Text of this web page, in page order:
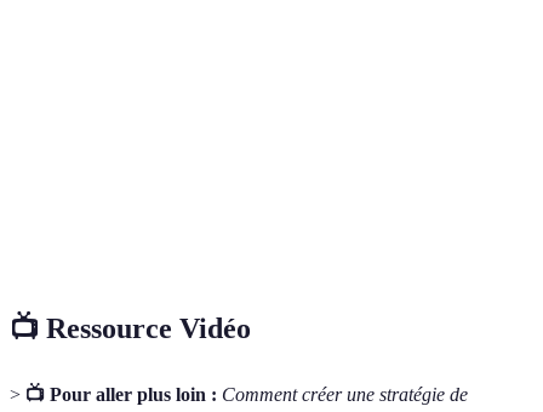
📺 Ressource Vidéo
> 📺 Pour aller plus loin : Comment créer une stratégie de